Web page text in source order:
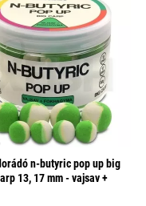
n-butyric pop up big
13, 17 mm - vajsav +